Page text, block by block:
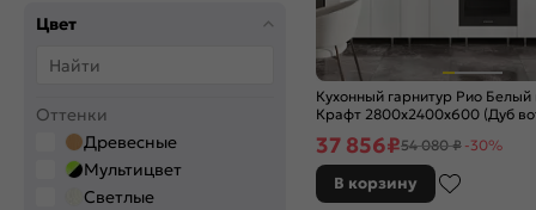
Цвет
Оттенки
Древесные
Мультицвет
Светлые
Кухонный гарнитур Рио
Крафт 2800x2400x600 (Дуб
37 856₽54 080 ₽ -30%
В корзину